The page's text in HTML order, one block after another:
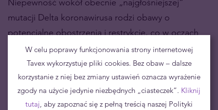
mutacji Delta koronawirusa rodzi obawy o
potencjalne obostrzenia i restrykcje, co w oczach
Rezerwy Federalnej może okazać się argumentem
za utrzymaniem gołębiego tonu i pozostania w roli
obserwatora dalszego rozwoju sytuacji.
Oczekiwania utrzymania dotychczasowych
W celu poprawy funkcjonowania strony internetowej
Tavex wykorzystuje pliki cookies. Bez obaw – dalsze
korzystanie z niej bez zmiany ustawień oznacza wyrażenie
zgody na użycie jedynie niezbędnych „ciasteczek”. Kliknij
tutaj, aby zapoznać się z pełną treścią naszej Polityki